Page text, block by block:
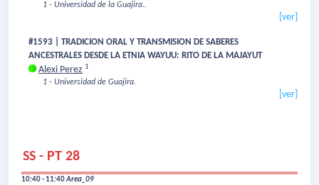
1 - Universidad de la Guajira..
[ver]
#1593 | TRADICION ORAL Y TRANSMISION DE SABERES
ANCESTRALES DESDE LA ETNIA WAYUU: RITO DE LA MAJAYUT
Alexi Perez 1
1 - Universidad de Guajira.
[ver]
SS - PT 28
10:40 - 11:40Area_09